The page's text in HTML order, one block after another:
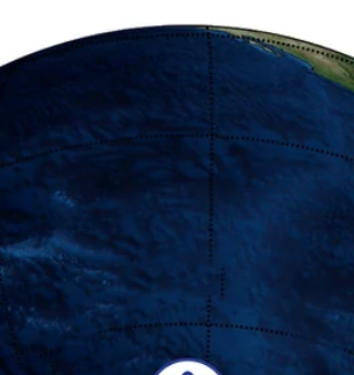
On a tous déjà repéré un bateau abandonné
dans un port ou sur un terrain. Certains ont
l'air de ne plus appartenir à personne mais...